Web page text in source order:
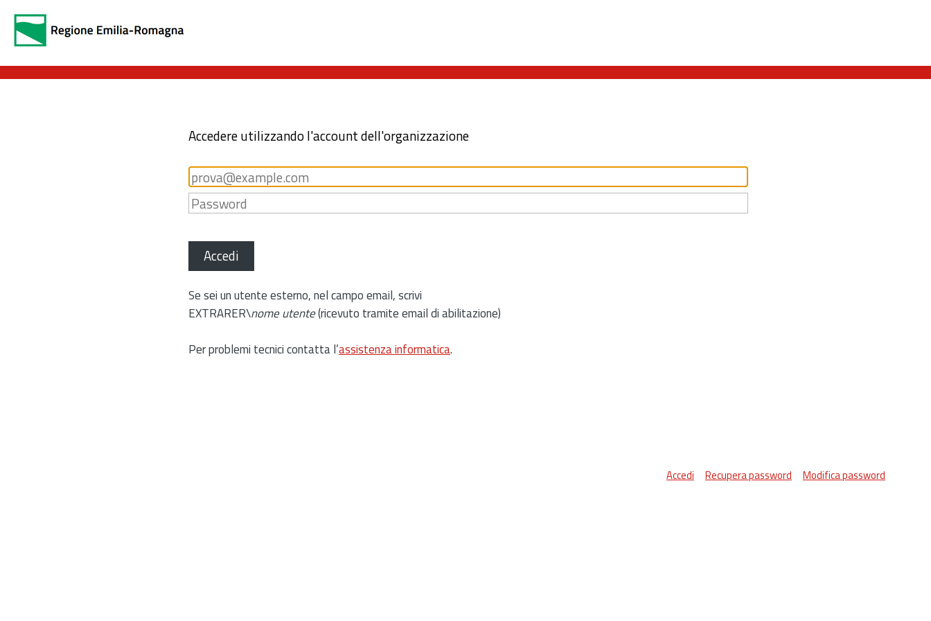
Accedere utilizzando l'account dell'organizzazione
Accedi
Se sei un utente esterno, nel campo email, scrivi
EXTRARER\nome utente(ricevuto tramite email di abilitazione)
Per problemi tecnici contatta l’assistenza informatica.
Accedi Recupera password Modifica password